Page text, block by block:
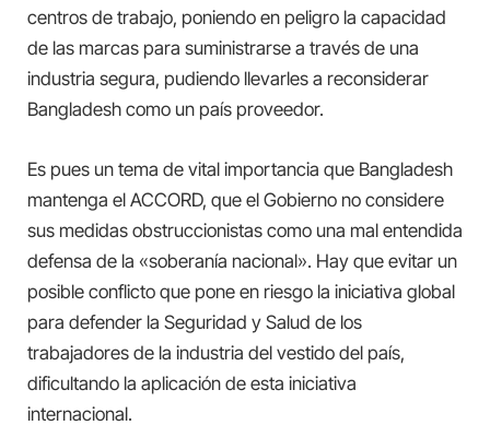
centros de trabajo, poniendo en peligro la capacidad
de las marcas para suministrarse a través de una
industria segura, pudiendo llevarles a reconsiderar
Bangladesh como un país proveedor.
Es pues un tema de vital importancia que Bangladesh
mantenga el ACCORD, que el Gobierno no considere
sus medidas obstruccionistas como una mal entendida
defensa de la «soberanía nacional». Hay que evitar un
posible conflicto que pone en riesgo la iniciativa global
para defender la Seguridad y Salud de los
trabajadores de la industria del vestido del país,
dificultando la aplicación de esta iniciativa
internacional.